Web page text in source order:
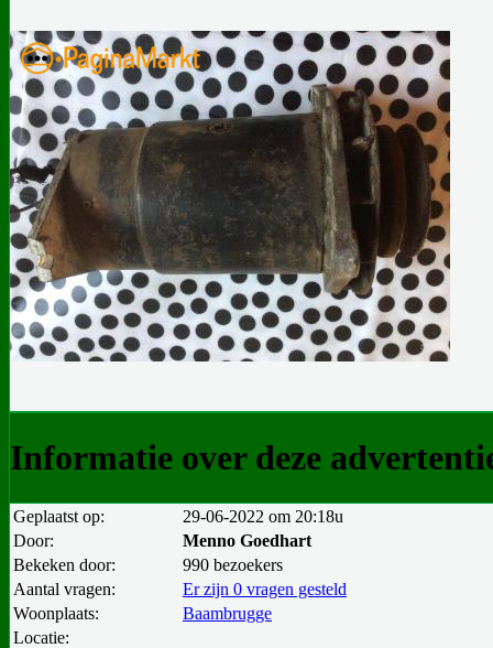
Informatie over deze
Geplaatst op:
29-06-2022 om 20:18u
Door:
Menno Goedhart
Bekeken door:
990 bezoekers
Aantal vragen:
Er zijn 0 vragen gesteld
Woonplaats:
Baambrugge
Locatie: